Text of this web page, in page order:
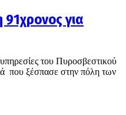
για
του Πυροσβεστικού
που ξέσπασε στην πόλη των